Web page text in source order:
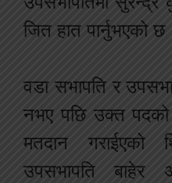
जित हात पार्नुभएको छ
वडा सभापति र
नभए पछि उक्त पदको
मतदान
उपसभापति